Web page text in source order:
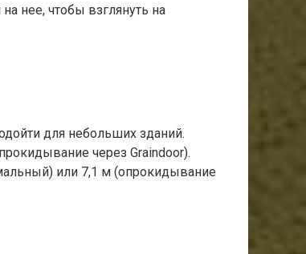
нее, чтобы взглянуть на
для небольших зданий.
через Graindoor).
или 7,1 м (опрокидывание